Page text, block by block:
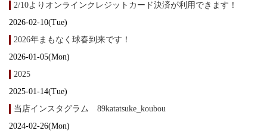
2/10よりオンラインクレジットカード決済が利用できます！
2026-02-10(Tue)
2026年まもなく球春到来です！
2026-01-05(Mon)
2025
2025-01-14(Tue)
当店インスタグラム 89katatsuke_koubou
2024-02-26(Mon)